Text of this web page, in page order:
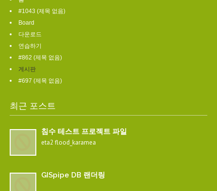
#1043 (제목 없음)
Board
다운로드
연습하기
#862 (제목 없음)
게시판
#697 (제목 없음)
최근 포스트
침수 테스트 프로젝트 파일
eta2 flood_karamea
GISpipe DB 랜더링